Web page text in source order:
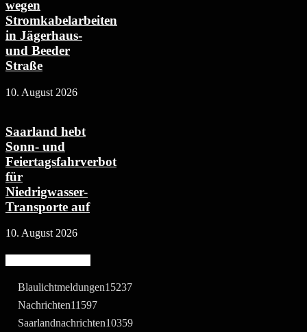
wegen
Stromkabelarbeiten
in Jägerhaus-
und Beeder
Straße
10. August 2026
Saarland hebt
Sonn- und
Feiertagsfahrverbot
für
Niedrigwasser-
Transporte auf
10. August 2026
Blaulichtmeldungen15237
Nachrichten11597
Saarlandnachrichten10359